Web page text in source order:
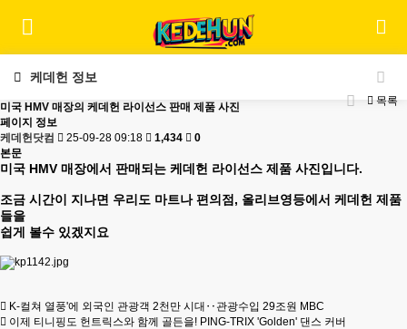
케데헌 정보
목록
미국 HMV 매장의 케데헌 라이선스 판매 제품 사진
페이지 정보
케데헌닷컴
25-09-28 09:18 1,434
0
본문
미국 HMV 매장에서 판매되는 케데헌 라이선스 제품 사진입니다.
조금 시간이 지나면 우리도 마트나 편의점, 올리브영등에서 케데헌 제품
들을
쉽게 볼수 있겠지요
K-컬쳐 열풍'에 외국인 관광객 2천만 시대‥관광수입 29조원 MBC
이제 티니핑도 헌트릭스와 함께 골든을! PING-TRIX 'Golden' 댄스 커버